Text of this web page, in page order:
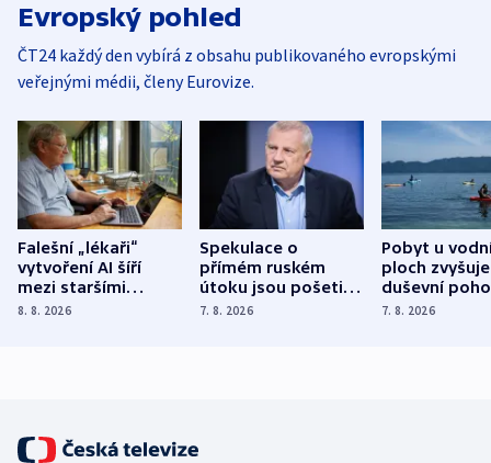
Evropský pohled
ČT24 každý den vybírá z obsahu publikovaného evropskými
veřejnými médii, členy Eurovize.
Falešní „lékaři“
vytvoření AI šíří
mezi staršími
Poláky nebezpečné
8. 8. 2026
Spekulace o
přímém ruském
útoku jsou pošetilé,
míní estonský
7. 8. 2026
Pobyt u
ploch zvyšuje
duševní
ukázala
7. 8. 2026